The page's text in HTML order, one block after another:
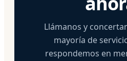
Llámanos y
mayoría de
respondemos en